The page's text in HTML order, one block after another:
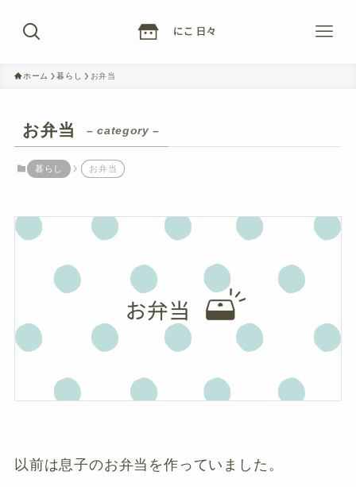
ホーム 暮らし お弁当
お弁当 – category –
暮らし お弁当
以前は息子のお弁当を作っていました。